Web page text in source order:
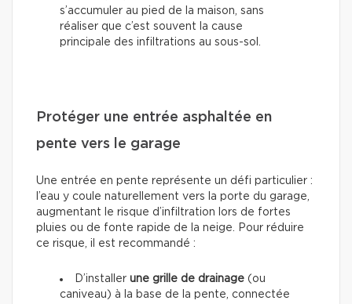
s’accumuler au pied de la maison, sans
réaliser que c’est souvent la cause
principale des infiltrations au sous-sol.
Protéger une entrée asphaltée en
pente vers le garage
Une entrée en pente représente un défi particulier :
l’eau y coule naturellement vers la porte du garage,
augmentant le risque d’infiltration lors de fortes
pluies ou de fonte rapide de la neige. Pour réduire
ce risque, il est recommandé :
D’installer une grille de drainage (ou
caniveau) à la base de la pente, connectée